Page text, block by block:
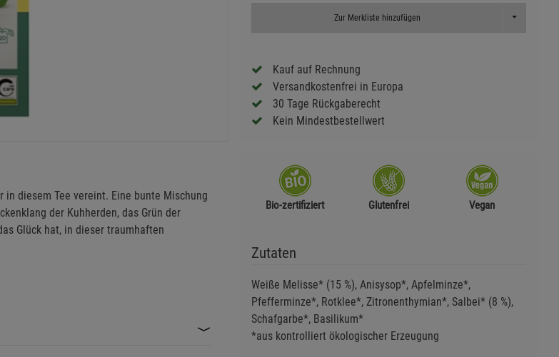
Zur Merkliste hinzufügen Toggle
Kauf auf Rechnung
Versandkostenfrei in Europa
30 Tage Rückgaberecht
Kein Mindestbestellwert
diesem Tee vereint. Eine bunte Mischung
der Kuhherden, das Grün der
Glück hat, in dieser traumhaften
Bio-zertifiziert Glutenfrei Vegan
Zutaten
Weiße Melisse* (15 %), Anisysop*, Apfelminze*,
Pfefferminze*, Rotklee*, Zitronenthymian*, Salbei* (8 %),
Schafgarbe*, Basilikum*
*aus kontrolliert ökologischer Erzeugung